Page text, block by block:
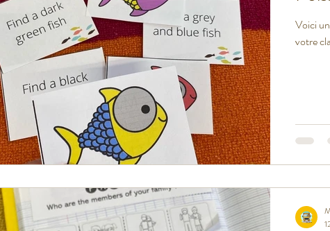
scolaire Projet USA
Voici
votre